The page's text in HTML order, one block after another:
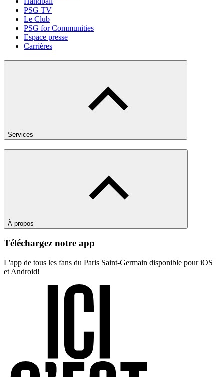
PSG TV
Le Club
PSG for Communities
Espace presse
Carrières
Services
À propos
Téléchargez notre app
L'app de tous les fans du Paris Saint-Germain disponible pour iOS
et Android!